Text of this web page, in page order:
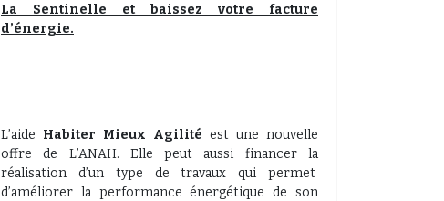
La Sentinelle et baissez votre facture
d’énergie.
L’aide Habiter Mieux Agilité est une nouvelle
offre de L’ANAH. Elle peut aussi financer la
réalisation d’un type de travaux qui permet
d’améliorer la performance énergétique de son